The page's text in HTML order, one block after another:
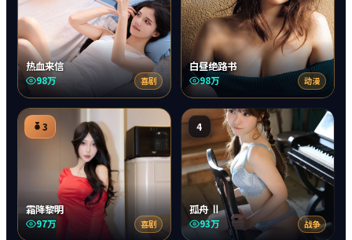
热血来信
98万 喜剧
白昼绝路书
98万 动漫
3
霜降黎明
97万 喜剧
4
孤舟 Ⅱ
93万 战争